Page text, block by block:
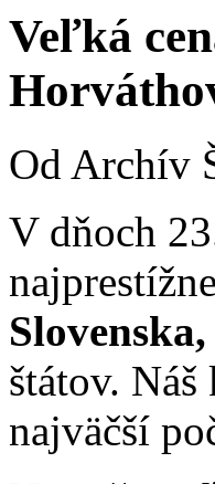
Veľká
Od Archív
V dňoch
Slovenska,
štátov.
najväčší